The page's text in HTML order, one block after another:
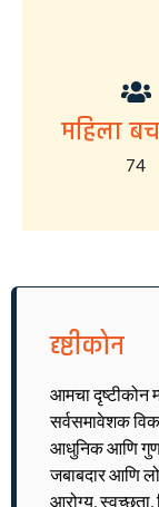
महिला
74
दृष्टीकोन
आमचा दृष्टीकोन
सर्वसमावेशक
आधुनिक आणि
जबाबदार आणि
आरोग्य, स्वच्छता,